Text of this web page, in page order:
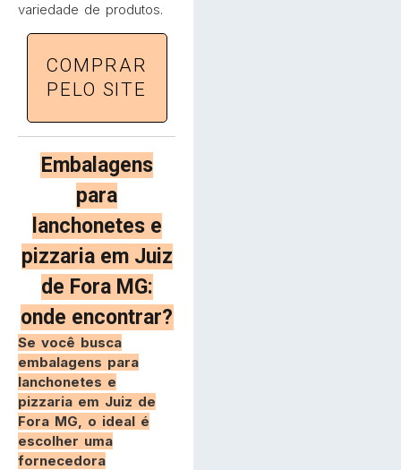
variedade de produtos.
COMPRAR
PELO SITE
Embalagens
para
lanchonetes e
pizzaria em Juiz
de Fora MG:
onde encontrar?
Se você busca
embalagens para
lanchonetes e
pizzaria em Juiz de
Fora MG, o ideal é
escolher uma
fornecedora